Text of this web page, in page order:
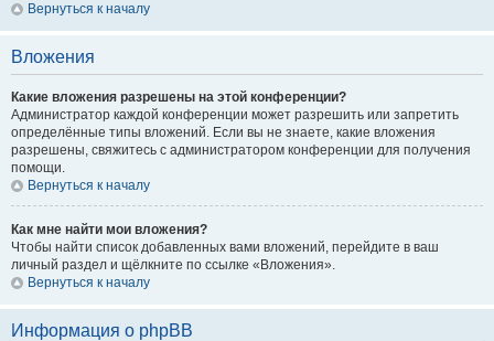
Вернуться к началу
Вложения
Какие вложения разрешены на этой конференции?
Администратор каждой конференции может разрешить или запретить
определённые типы вложений. Если вы не знаете, какие вложения
разрешены, свяжитесь с администратором конференции для получения
помощи.
Вернуться к началу
Как мне найти мои вложения?
Чтобы найти список добавленных вами вложений, перейдите в ваш
личный раздел и щёлкните по ссылке «Вложения».
Вернуться к началу
Информация о phpBB